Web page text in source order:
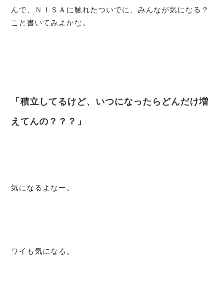
んで、ＮＩＳＡに触れたついでに、みんなが気になる？
こと書いてみよかな。
「積立してるけど、いつになったらどんだけ増
えてんの？？？」
気になるよなー。
ワイも気になる。